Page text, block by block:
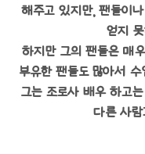
해주고 있지만, 팬들이
얻지
하지만 그의 팬들은 매
부유한 팬들도 많아서
그는 조로사 배우 하고
다른 사